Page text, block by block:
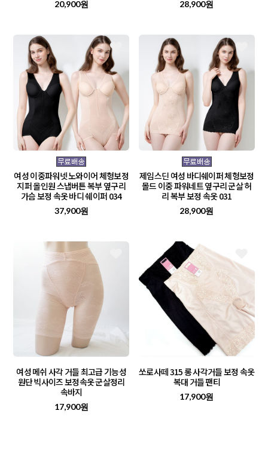
20,900원 28,900원
여성 이중파워넷 노와이어 체형보정
지퍼 올인원 스냅버튼 복부 옆구리
가슴 보정 속옷 바디 쉐이퍼 034
37,900원
제임스딘 여성 바디쉐이퍼 체형보정
몰드 이중 파워네트 옆구리 군살 허
리 복부 보정 속옷 031
28,900원
여성 메쉬 사각 거들 최고급 기능성
원단 빅사이즈 보정속옷 군살정리
속바지
17,900원
쏘로사떼 315 롱 사각거들 보정 속옷
복대 거들 팬티
17,900원